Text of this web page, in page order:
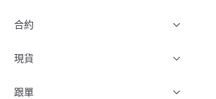
合約
現貨
跟單